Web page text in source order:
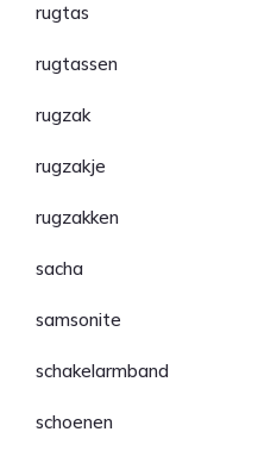
rugtas
rugtassen
rugzak
rugzakje
rugzakken
sacha
samsonite
schakelarmband
schoenen